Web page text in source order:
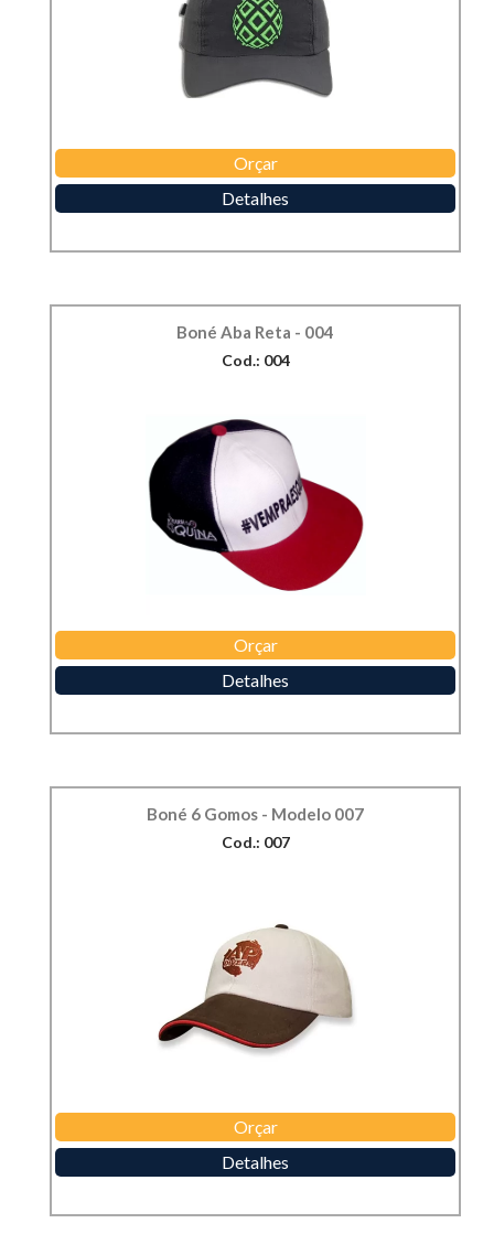
Orçar
Detalhes
Boné Aba Reta - 004
Cod.: 004
Orçar
Detalhes
Boné 6 Gomos - Modelo 007
Cod.: 007
Orçar
Detalhes